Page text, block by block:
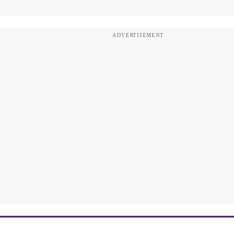
ADVERTISEMENT